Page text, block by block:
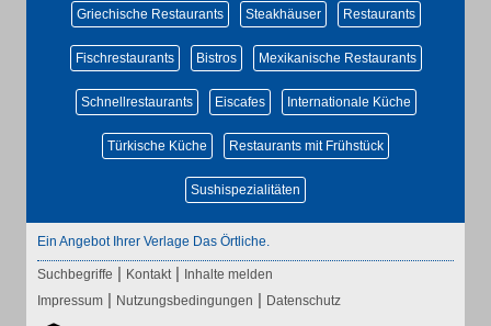
Griechische Restaurants Steakhäuser Restaurants
Fischrestaurants Bistros Mexikanische Restaurants
Schnellrestaurants Eiscafes Internationale Küche
Türkische Küche Restaurants mit Frühstück
Sushispezialitäten
Ein Angebot Ihrer Verlage Das Örtliche.
Suchbegriffe | Kontakt | Inhalte melden
Impressum | Nutzungsbedingungen | Datenschutz